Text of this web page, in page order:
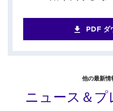
PDF ダ
他の最新情
ニュース＆プ